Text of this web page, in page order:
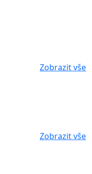
Zobrazit vše
Zobrazit vše